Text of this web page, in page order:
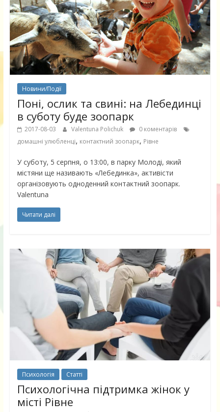
Новини/Події
Поні, ослик та свині: на Лебединці
в суботу буде зоопарк
2017-08-03 Valentuna Polichuk
0 коментарів
домашні улюбленці, контактний зоопарк, Рівне
У суботу, 5 серпня, о 13:00, в парку Молоді, який
містяни ще називають «Лебединка», активісти
організовують одноденний контактний зоопарк.
Valentuna
Читати далі
Психологія Статті
Психологічна підтримка жінок у
місті Рівне